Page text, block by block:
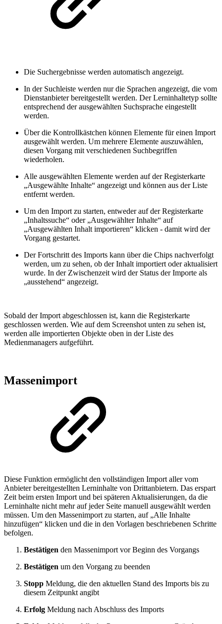
Die Suchergebnisse werden automatisch angezeigt.
In der Suchleiste werden nur die Sprachen angezeigt, die vom
Dienstanbieter bereitgestellt werden. Der Lerninhaltetyp sollte
entsprechend der ausgewählten Suchsprache eingestellt
werden.
Über die Kontrollkästchen können Elemente für einen Import
ausgewählt werden. Um mehrere Elemente auszuwählen,
diesen Vorgang mit verschiedenen Suchbegriffen
wiederholen.
Alle ausgewählten Elemente werden auf der Registerkarte
„Ausgewählte Inhalte“ angezeigt und können aus der Liste
entfernt werden.
Um den Import zu starten, entweder auf der Registerkarte
„Inhaltssuche“ oder „Ausgewählter Inhalte“ auf
„Ausgewählten Inhalt importieren“ klicken - damit wird der
Vorgang gestartet.
Der Fortschritt des Imports kann über die Chips nachverfolgt
werden, um zu sehen, ob der Inhalt importiert oder aktualisiert
wurde. In der Zwischenzeit wird der Status der Importe als
„ausstehend“ angezeigt.
Sobald der Import abgeschlossen ist, kann die Registerkarte
geschlossen werden. Wie auf dem Screenshot unten zu sehen ist,
werden alle importierten Objekte oben in der Liste des
Medienmanagers aufgeführt.
Massenimport
Diese Funktion ermöglicht den vollständigen Import aller vom
Anbieter bereitgestellten Lerninhalte von Drittanbietern. Das erspart
Zeit beim ersten Import und bei späteren Aktualisierungen, da die
Lerninhalte nicht mehr auf jeder Seite manuell ausgewählt werden
müssen. Um den Massenimport zu starten, auf „Alle Inhalte
hinzufügen“ klicken und die in den Vorlagen beschriebenen Schritte
befolgen.
Bestätigen den Massenimport vor Beginn des Vorgangs
Bestätigen um den Vorgang zu beenden
Stopp Meldung, die den aktuellen Stand des Imports bis zu
diesem Zeitpunkt angibt
Erfolg Meldung nach Abschluss des Imports